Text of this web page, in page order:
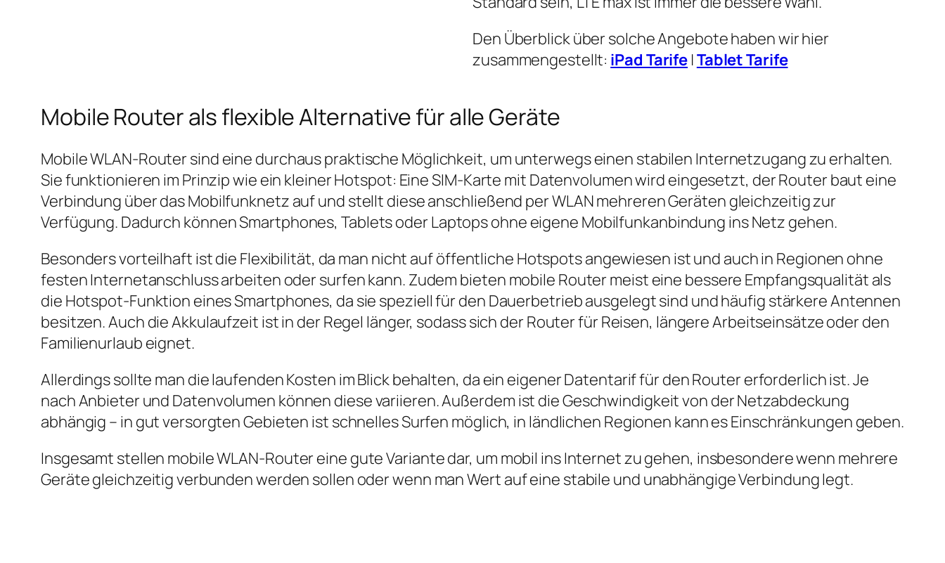
Den Überblick über solche Angebote haben wir hier
zusammengestellt: iPad Tarife |Tablet Tarife
Mobile Router als flexible Alternative für alle Geräte
Mobile WLAN‑Router sind eine durchaus praktische Möglichkeit, um unterwegs einen stabilen Internetzugang zu erhalten.
Sie funktionieren im Prinzip wie ein kleiner Hotspot: Eine SIM‑Karte mit Datenvolumen wird eingesetzt, der Router baut eine
Verbindung über das Mobilfunknetz auf und stellt diese anschließend per WLAN mehreren Geräten gleichzeitig zur
Verfügung. Dadurch können Smartphones, Tablets oder Laptops ohne eigene Mobilfunkanbindung ins Netz gehen.
Besonders vorteilhaft ist die Flexibilität, da man nicht auf öffentliche Hotspots angewiesen ist und auch in Regionen ohne
festen Internetanschluss arbeiten oder surfen kann. Zudem bieten mobile Router meist eine bessere Empfangsqualität als
die Hotspot‑Funktion eines Smartphones, da sie speziell für den Dauerbetrieb ausgelegt sind und häufig stärkere Antennen
besitzen. Auch die Akkulaufzeit ist in der Regel länger, sodass sich der Router für Reisen, längere Arbeitseinsätze oder den
Familienurlaub eignet.
Allerdings sollte man die laufenden Kosten im Blick behalten, da ein eigener Datentarif für den Router erforderlich ist. Je
nach Anbieter und Datenvolumen können diese variieren. Außerdem ist die Geschwindigkeit von der Netzabdeckung
abhängig – in gut versorgten Gebieten ist schnelles Surfen möglich, in ländlichen Regionen kann es Einschränkungen geben.
Insgesamt stellen mobile WLAN‑Router eine gute Variante dar, um mobil ins Internet zu gehen, insbesondere wenn mehrere
Geräte gleichzeitig verbunden werden sollen oder wenn man Wert auf eine stabile und unabhängige Verbindung legt.